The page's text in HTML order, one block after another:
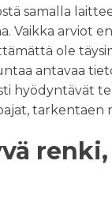
samalla
Vaikka arviot
ole
antavaa
hyödyntävät
tarkentaen